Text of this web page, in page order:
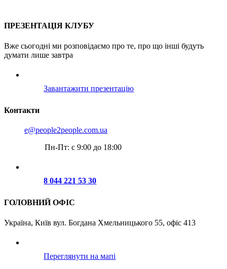
ПРЕЗЕНТАЦІЯ КЛУБУ
Вже сьогодні ми розповідаємо про те, про що інші будуть
думати лише завтра
Завантажити презентацію
Контакти
e@people2people.com.ua
Пн-Пт: с 9:00 до 18:00
8 044 221 53 30
ГОЛОВНИЙ ОФІС
Україна, Київ вул. Богдана Хмельницького 55, офіс 413
Переглянути на мапі